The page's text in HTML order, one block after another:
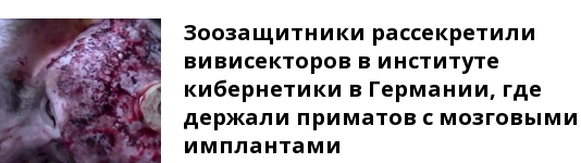
Зоозащитники рассекретили
вивисекторов в институте
кибернетики в Германии, где
держали приматов с мозговыми
имплантами